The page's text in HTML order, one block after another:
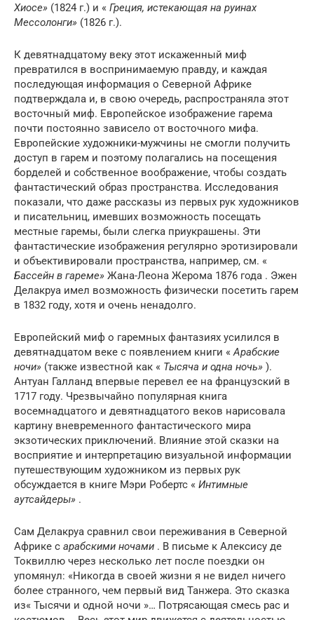
Хиосе» (1824 г.) и « Греция, истекающая на руинах
Мессолонги» (1826 г.).
К девятнадцатому веку этот искаженный миф
превратился в воспринимаемую правду, и каждая
последующая информация о Северной Африке
подтверждала и, в свою очередь, распространяла этот
восточный миф. Европейское изображение гарема
почти постоянно зависело от восточного мифа.
Европейские художники-мужчины не смогли получить
доступ в гарем и поэтому полагались на посещения
борделей и собственное воображение, чтобы создать
фантастический образ пространства. Исследования
показали, что даже рассказы из первых рук художников
и писательниц, имевших возможность посещать
местные гаремы, были слегка приукрашены. Эти
фантастические изображения регулярно эротизировали
и объективировали пространства, например, см. «
Бассейн в гареме» Жана-Леона Жерома 1876 ​​года . Эжен
Делакруа имел возможность физически посетить гарем
в 1832 году, хотя и очень ненадолго.
Европейский миф о гаремных фантазиях усилился в
девятнадцатом веке с появлением книги « Арабские
ночи» (также известной как « Тысяча и одна ночь» ).
Антуан Галланд впервые перевел ее на французский в
1717 году. Чрезвычайно популярная книга
восемнадцатого и девятнадцатого веков нарисовала
картину вневременного фантастического мира
экзотических приключений. Влияние этой сказки на
восприятие и интерпретацию визуальной информации
путешествующим художником из первых рук
обсуждается в книге Мэри Робертс « Интимные
аутсайдеры» .
Сам Делакруа сравнил свои переживания в Северной
Африке с арабскими ночами . В письме к Алексису де
Токвиллю через несколько лет после поездки он
упомянул: «Никогда в своей жизни я не видел ничего
более странного, чем первый вид Танжера. Это сказка
из« Тысячи и одной ночи »… Потрясающая смесь рас и